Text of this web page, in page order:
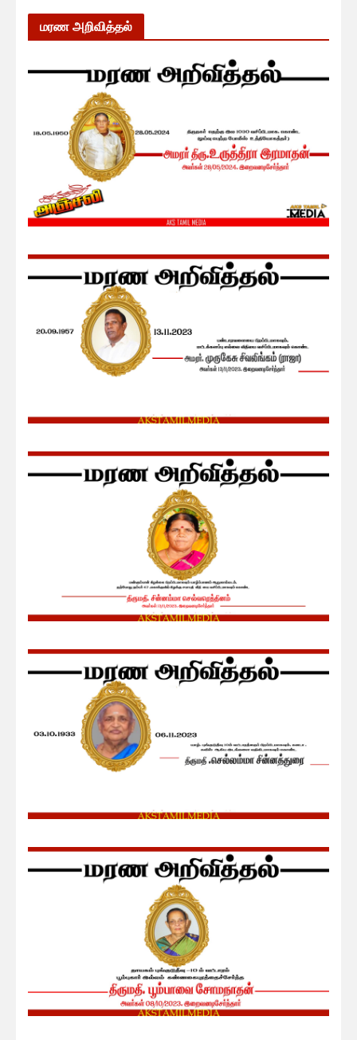
மரண அறிவித்தல்